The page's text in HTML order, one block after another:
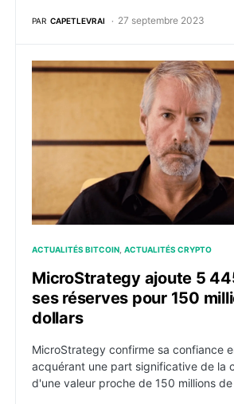
PAR CAPETLEVRAI 27 septembre 2023
MicroStrategy ajoute 5 445
ACTUALITÉS BITCOIN ACTUALITÉS CRYPTO
MicroStrategy ajoute 5
ses réserves pour 150
dollars
MicroStrategy confirme sa confiance
acquérant une part significative de la
d'une valeur proche de 150 millions